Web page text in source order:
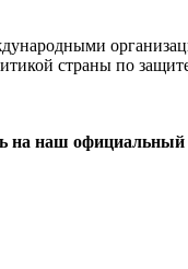
страны по
на наш официальный